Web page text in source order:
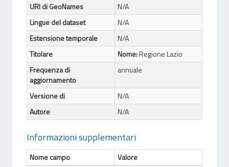
URI di GeoNames
N/A
Lingue del dataset
N/A
Estensione temporale
N/A
Titolare
Nome:Regione Lazio
Frequenza di
aggiornamento
annuale
Versione di
N/A
Autore
N/A
Informazioni supplementari
Nome campo
Valore